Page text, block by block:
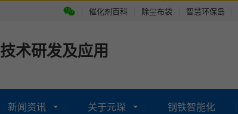
催化剂百科 除尘布袋 智慧环保岛
技术研发及应用
新闻资讯 关于元琛 钢铁智能化